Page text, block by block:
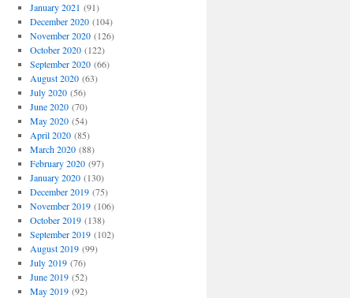
January 2021 (91)
December 2020(104)
November 2020(126)
October 2020(122)
September 2020(66)
August 2020(63)
July 2020(56)
June 2020(70)
May 2020(54)
April 2020(85)
March 2020(88)
February 2020(97)
January 2020(130)
December 2019(75)
November 2019(106)
October 2019(138)
September 2019(102)
August 2019(99)
July 2019(76)
June 2019(52)
May 2019(92)